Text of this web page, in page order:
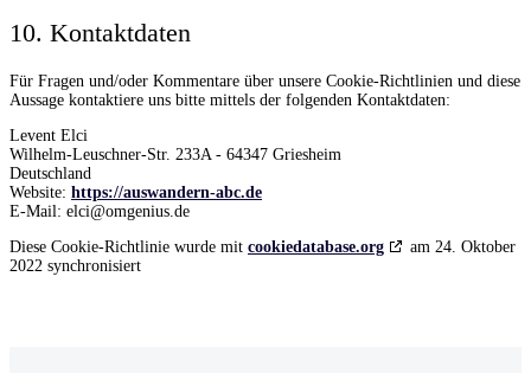
10. Kontaktdaten
Für Fragen und/oder Kommentare über unsere Cookie-Richtlinien und diese
Aussage kontaktiere uns bitte mittels der folgenden Kontaktdaten:
Levent Elci
Wilhelm-Leuschner-Str. 233A - 64347 Griesheim
Deutschland
Website: https://auswandern-abc.de
E-Mail: ed.suinegmo@icle
Diese Cookie-Richtlinie wurde mit cookiedatabase.org
am 24. Oktober
2022 synchronisiert